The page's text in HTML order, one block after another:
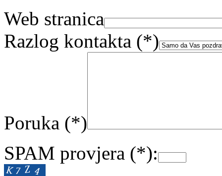
Web stranica
Razlog kontakta (*)
Poruka (*)
SPAM provjera (*):